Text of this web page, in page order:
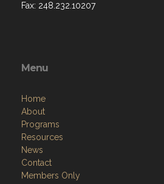
Fax: 248.232.10207
Menu
Home
About
Programs
Resources
News
Contact
Members Only